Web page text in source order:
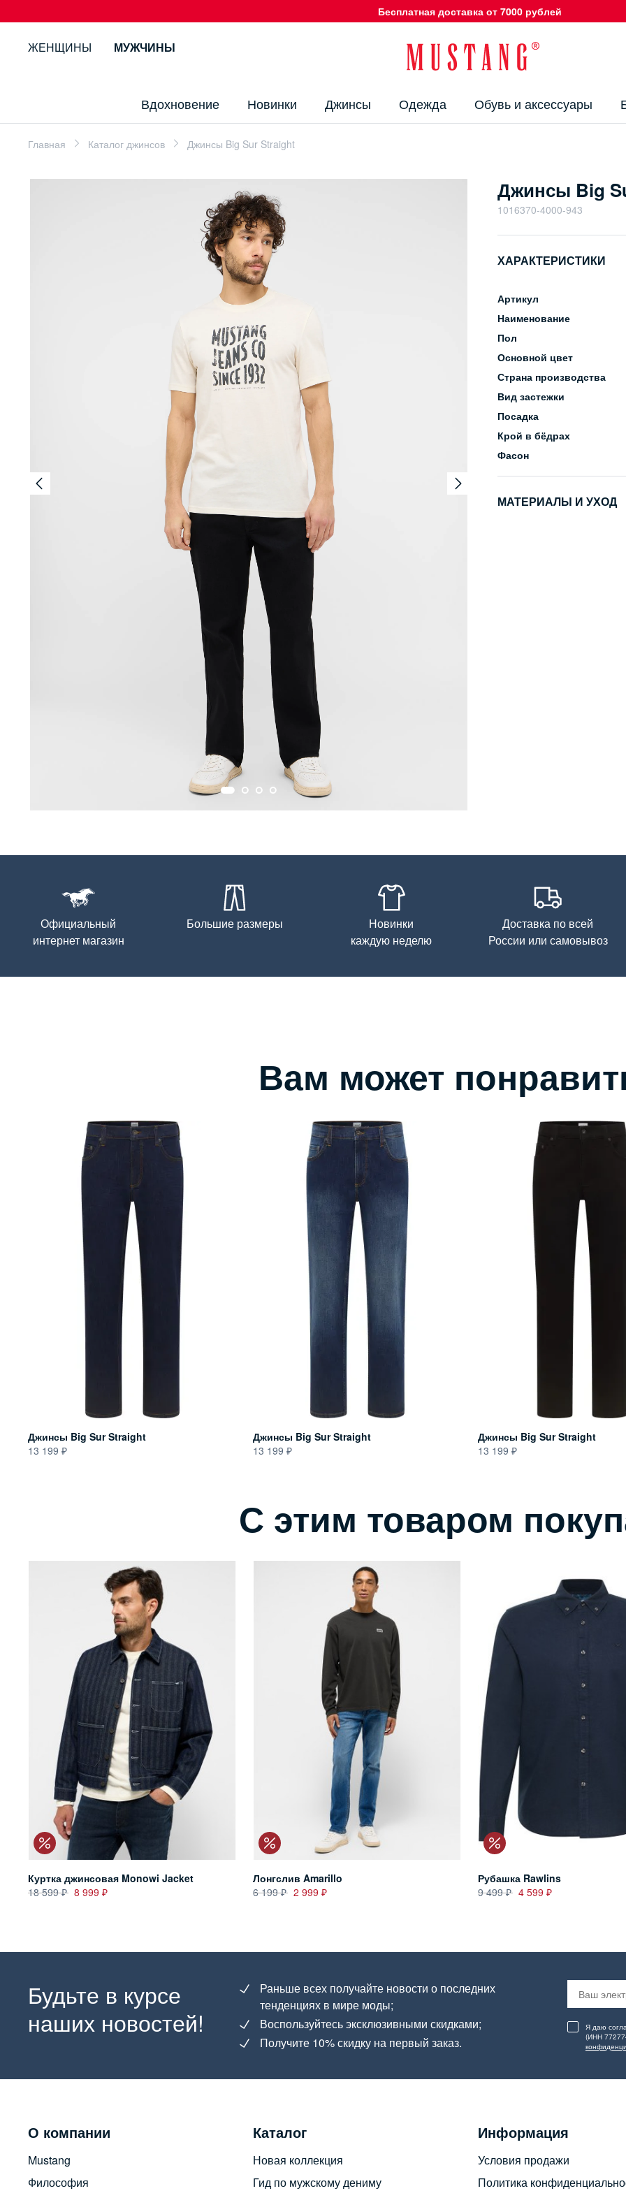
Бесплатная доставка от 7000 рублей
ЖЕНЩИНЫ МУЖЧИНЫ
Вдохновение Новинки Джинсы Одежда Обувь и аксессуары
Главная Каталог джинсов Джинсы Big Sur Straight
Джинсы Big
1016370-4000-943
ХАРАКТЕРИСТИКИ
Артикул
Наименование
Пол
Основной цвет
Страна производства
Вид застежки
Посадка
Крой в бёдрах
Фасон
МАТЕРИАЛЫ И УХОД
Официальный
интернет магазин
Большие размеры
Новинки
каждую неделю
Доставка по всей
России или самовывоз
Вам может
Джинсы Big Sur Straight
13 199
Джинсы Big Sur Straight
13 199
Джинсы Big Sur Straight
13 199
С этим товаром
Куртка джинсовая Monowi Jacket
18 599
8 999
Лонгслив Amarillo
6 199
2 999
Рубашка Rawlins
9 499
4 599
Будьте в курсе
наших новостей!
Раньше всех получайте новости о последних
тенденциях в мире моды;
Воспользуйтесь эксклюзивными скидками;
Получите 10% скидку на первый заказ.
Я даю
(ИНН
О компании
Mustang
Философия
Каталог
Новая коллекция
Гид по мужскому дениму
Информация
Условия продажи
Политика